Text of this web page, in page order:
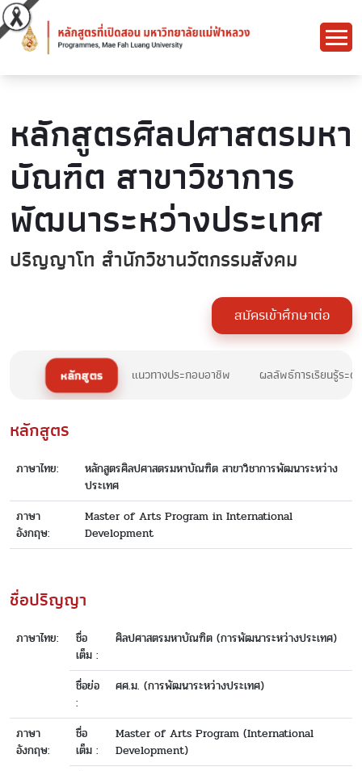
หลักสูตรศิลปศาสตรมหา
บัณฑิต สาขาวิชาการ
พัฒนาระหว่างประเทศ
ปริญญาโท สำนักวิชานวัตกรรมสังคม
สมัครเข้าศึกษาต่อ
หลักสูตร แนวทางประกอบอาชีพ ผลลัพธ์การเรียนรู้ระ
หลักสูตร
ภาษาไทย:
หลักสูตรศิลปศาสตรมหาบัณฑิต สาขาวิชาการพัฒนาระหว่าง
ประเทศ
ภาษา
อังกฤษ:
Master of Arts Program in International
Development
ชื่อปริญญา
ภาษาไทย:
ชื่อ
เต็ม :
ศิลปศาสตรมหาบัณฑิต (การพัฒนาระหว่างประเทศ)
ชื่อย่อ
:
ศศ.ม. (การพัฒนาระหว่างประเทศ)
ภาษา
อังกฤษ:
ชื่อ
เต็ม :
Master of Arts Program (International
Development)